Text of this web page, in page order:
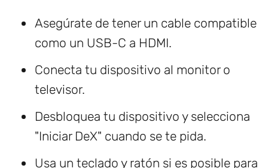
Asegúrate de tener un cable compatible
como un USB-C a HDMI.
Conecta tu dispositivo al monitor o
televisor.
Desbloquea tu dispositivo y selecciona
"Iniciar DeX" cuando se te pida.
Usa un teclado y ratón si es posible para